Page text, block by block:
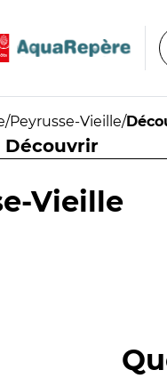
/Peyrusse-Vieille/
Découvrir
Vieille